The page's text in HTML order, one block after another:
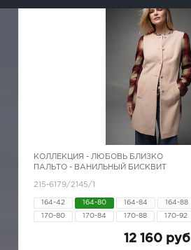
КОЛЛЕКЦИЯ - ЛЮБОВЬ БЛИЗКО
ПАЛЬТО - ВАНИЛЬНЫЙ БИСКВИТ
215-6179/2145/1
164-42 164-80 164-84 164-88
170-80 170-84 170-88 170-92
12 160 руб